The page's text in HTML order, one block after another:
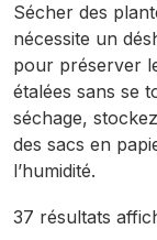
Sécher des
nécessite un
pour préserver
étalées sans se
séchage,
des sacs en
l’humidité.
37 résultats